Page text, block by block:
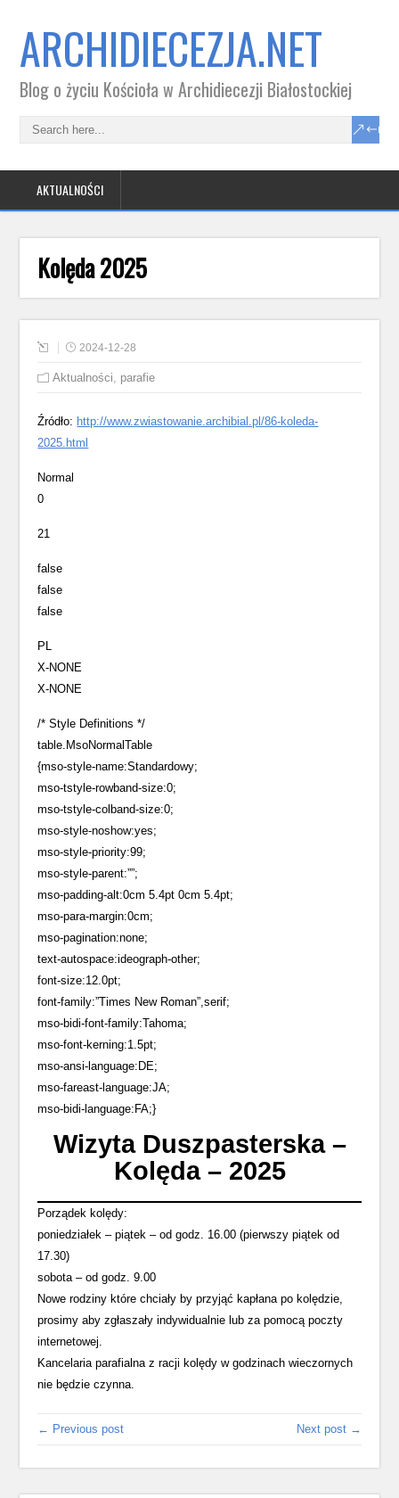
ARCHIDIECEZJA.NET
Blog o życiu Kościoła w Archidiecezji Białostockiej
AKTUALNOŚCI
Kolęda 2025
2024-12-28
Aktualności, parafie
Źródło: http://www.zwiastowanie.archibial.pl/86-koleda-
2025.html
Normal
0
21
false
false
false
PL
X-NONE
X-NONE
/* Style Definitions */
table.MsoNormalTable
{mso-style-name:Standardowy;
mso-tstyle-rowband-size:0;
mso-tstyle-colband-size:0;
mso-style-noshow:yes;
mso-style-priority:99;
mso-style-parent:””;
mso-padding-alt:0cm 5.4pt 0cm 5.4pt;
mso-para-margin:0cm;
mso-pagination:none;
text-autospace:ideograph-other;
font-size:12.0pt;
font-family:”Times New Roman”,serif;
mso-bidi-font-family:Tahoma;
mso-font-kerning:1.5pt;
mso-ansi-language:DE;
mso-fareast-language:JA;
mso-bidi-language:FA;}
Wizyta Duszpasterska –
Kolęda – 2025
Porządek kolędy:
poniedziałek – piątek – od godz. 16.00 (pierwszy piątek od
17.30)
sobota – od godz. 9.00
Nowe rodziny które chciały by przyjąć kapłana po kolędzie,
prosimy aby zgłaszały indywidualnie lub za pomocą poczty
internetowej.
Kancelaria parafialna z racji kolędy w godzinach wieczornych
nie będzie czynna.
← Previous post Next post →